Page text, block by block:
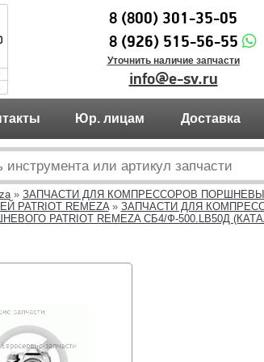
8 (800) 301-35-05
8 (926) 515-56-55
Уточнить наличие запчасти
info@e-sv.ru
Юр. лицам Доставка
» ЗАПЧАСТИ ДЛЯ КОМПРЕССОРОВ ПОРШНЕВЫХ
PATRIOT REMEZA» ЗАПЧАСТИ ДЛЯ
PATRIOT REMEZA СБ4/Ф-500.LB50Д